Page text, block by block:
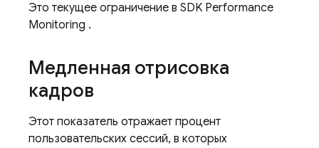
Это текущее ограничение в SDK Performance
Monitoring .
Медленная отрисовка
кадров
Этот показатель отражает процент
пользовательских сессий, в которых